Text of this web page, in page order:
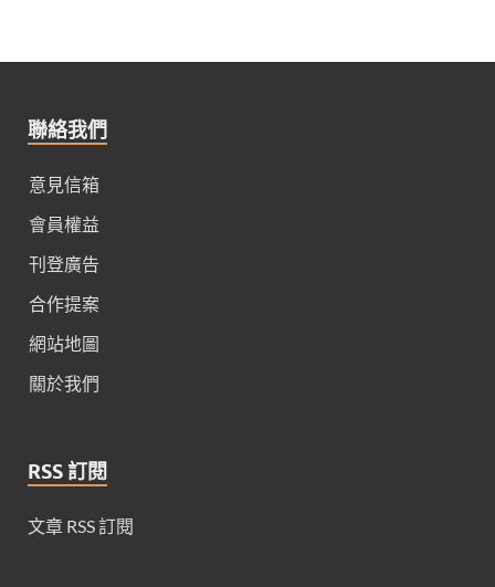
聯絡我們
意見信箱
會員權益
刊登廣告
合作提案
網站地圖
關於我們
RSS 訂閱
文章 RSS 訂閱